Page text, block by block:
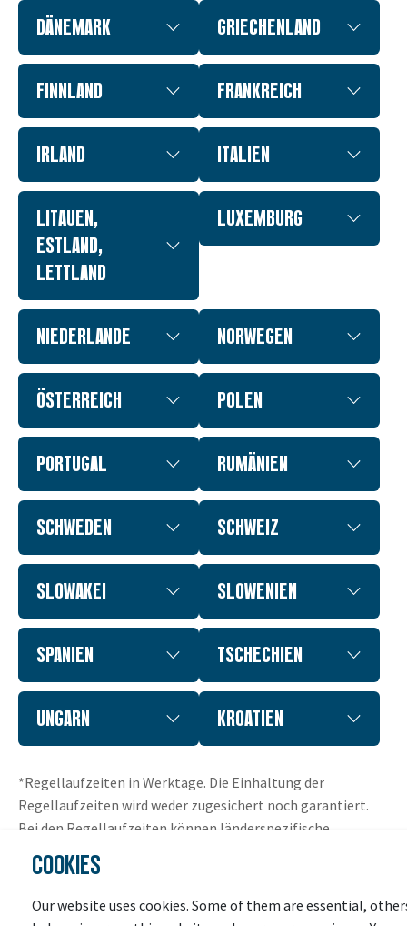
DÄNEMARK GRIECHENLAND
FINNLAND FRANKREICH
IRLAND ITALIEN
LITAUEN,
ESTLAND,
LETTLAND
LUXEMBURG
NIEDERLANDE NORWEGEN
ÖSTERREICH POLEN
PORTUGAL RUMÄNIEN
SCHWEDEN SCHWEIZ
SLOWAKEI SLOWENIEN
SPANIEN TSCHECHIEN
UNGARN KROATIEN
*Regellaufzeiten in Werktage. Die Einhaltung der
Regellaufzeiten wird weder zugesichert noch garantiert.
Bei den Regellaufzeiten können länderspezifische
Verzögerungen auftreten (z.B. Zollbehandlung,
Grenzgebiete, Inseln) sowie Abweichungen, abhängig
vom jeweiligen deutschen Versandort, entstehen.
Detailinformationen zu den Laufzeiten je Postleitzahl
COOKIES
Our website uses cookies. Some of them are essential,